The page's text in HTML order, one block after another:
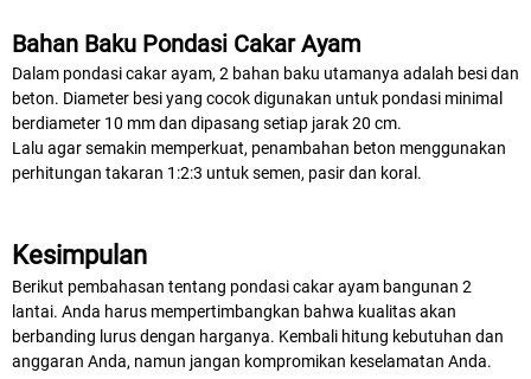
Bahan Baku Pondasi Cakar Ayam
Dalam pondasi cakar ayam, 2 bahan baku utamanya adalah besi dan
beton. Diameter besi yang cocok digunakan untuk pondasi minimal
berdiameter 10 mm dan dipasang setiap jarak 20 cm.
Lalu agar semakin memperkuat, penambahan beton menggunakan
perhitungan takaran 1:2:3 untuk semen, pasir dan koral.
Kesimpulan
Berikut pembahasan tentang pondasi cakar ayam bangunan 2
lantai. Anda harus mempertimbangkan bahwa kualitas akan
berbanding lurus dengan harganya. Kembali hitung kebutuhan dan
anggaran Anda, namun jangan kompromikan keselamatan Anda.